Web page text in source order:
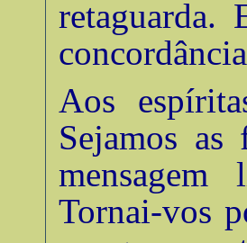
retaguarda.
Aos
Sejamos as
mensagem
Tornai-vos